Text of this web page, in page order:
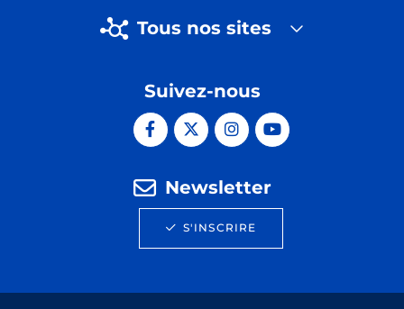
Tous nos sites
Suivez-nous
Newsletter
S'INSCRIRE